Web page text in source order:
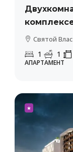
Святой Влас
1 1
АПАРТАМЕНТ
★